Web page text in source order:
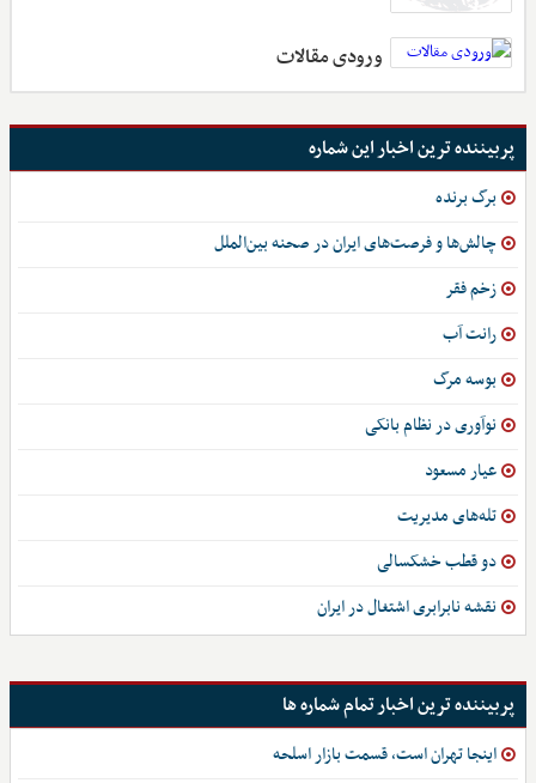
ورودی مقالات
پربیننده ترین اخبار این شماره
برگ برنده
چالش‌ها و فرصت‌های ایران در صحنه بین‌الملل
زخم فقر
رانت آب
بوسه مرگ
نوآوری در نظام بانکی
عیار مسعود
تله‌های مدیریت
دو قطب خشکسالی
نقشه نابرابری اشتغال در ایران
پربیننده ترین اخبار تمام شماره ها
اینجا تهران است، قسمت بازار اسلحه